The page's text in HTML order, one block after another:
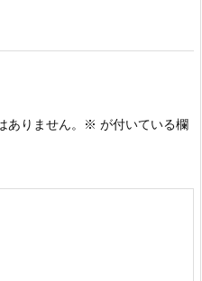
ありません。 ※ が付いている欄